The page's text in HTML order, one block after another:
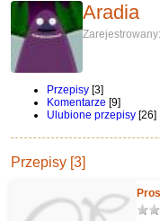
Aradia
Przepisy [3]
Komentarze [9]
Ulubione przepisy [26]
Przepisy [3]